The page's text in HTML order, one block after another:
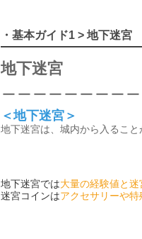
・基本ガイド1 > 地下迷宮
地下迷宮
＜地下迷宮＞
地下迷宮は、城内から入ること
地下迷宮では大量の経験値と
迷宮コインはアクセサリーや特